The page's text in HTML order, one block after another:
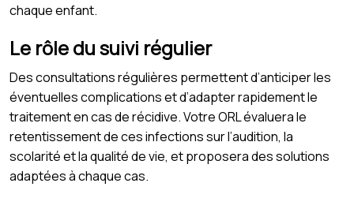
chaque enfant.
Le rôle du suivi régulier
Des consultations régulières permettent d’anticiper les
éventuelles complications et d’adapter rapidement le
traitement en cas de récidive. Votre ORL évaluera le
retentissement de ces infections sur l’audition, la
scolarité et la qualité de vie, et proposera des solutions
adaptées à chaque cas.